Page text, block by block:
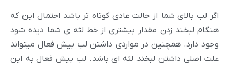
اگر لب بالای شما از حالت عادی کوتاه تر باشد احتمال این که
هنگام لبخند زدن مقدار بیشتری از خط لثه ی شما دیده شود
وجود دارد. همچنین در مواردی داشتن لب بیش فعال میتواند
علت اصلی داشتن لبخند لثه ای باشد. لب بیش فعال به این